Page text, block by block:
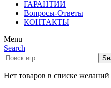
ГАРАНТИИ
Вопросы-Ответы
КОНТАКТЫ
Menu
Search
Нет товаров в списке желаний